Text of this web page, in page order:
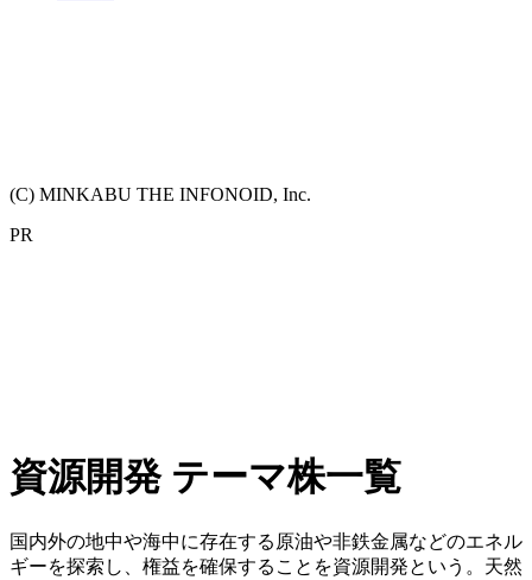
(C) MINKABU THE INFONOID, Inc.
PR
資源開発 テーマ株一覧
国内外の地中や海中に存在する原油や非鉄金属などのエネル
ギーを探索し、権益を確保することを資源開発という。天然